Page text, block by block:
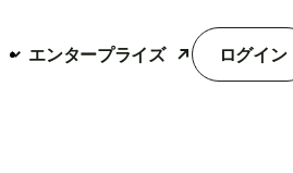
エンタープライズ ログイン